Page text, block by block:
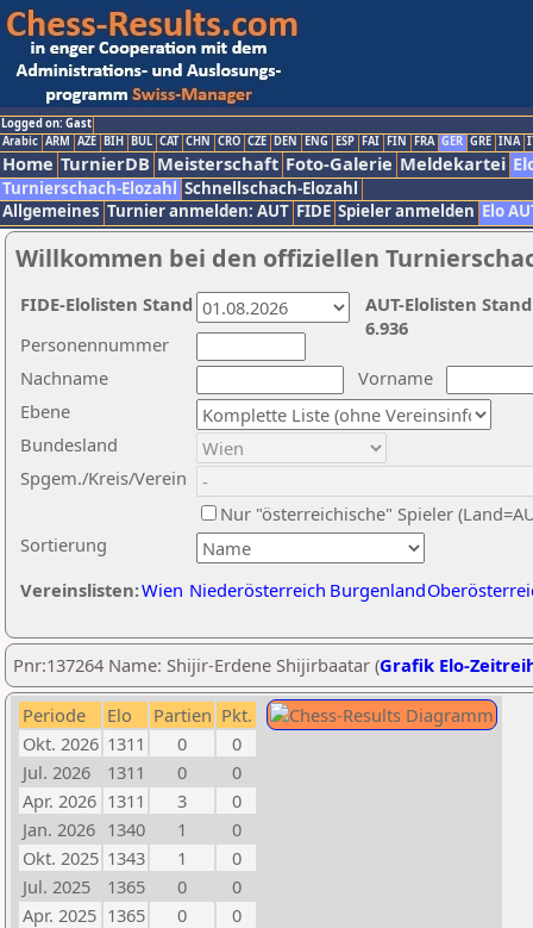
Logged on: Gast
Arabic ARM AZE BIH BUL CAT CHN CRO CZE DEN ENG ESP FAI FIN FRA GER GRE INA
Home TurnierDB Meisterschaft Foto-Galerie Meldekartei
Turnierschach-Elozahl Schnellschach-Elozahl
Allgemeines Turnier anmelden: AUT FIDE Spieler anmelden Elo
Willkommen bei den offiziellen
Nachname
Vorname
Ebene
Sortierung
Personennummer
Bundesland
Spgem./Kreis/Verein
Nur "österreichische" Spieler
Vereinslisten:Wien Niederösterreich Burgenland
AUT-Elolisten
6.936
FIDE-Elolisten Stand
Pnr:137264 Name: Shijir-Erdene Shijirbaatar (Grafik Elo-
Periode Elo Partien Pkt.
Okt. 2026 1311 0
0
Jul. 2026
1311 0
0
Apr. 2026 1311 3
0
Jan. 2026 1340 1
0
Okt. 2025 1343 1
0
Jul. 2025
1365 0
0
Apr. 2025 1365 0
0